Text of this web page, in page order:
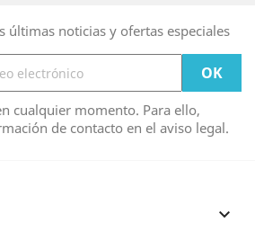
últimas noticias y ofertas especiales
cualquier momento. Para ello,
de contacto en el aviso legal.
